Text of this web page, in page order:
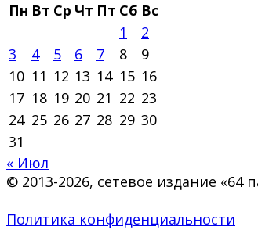
Пн Вт Ср Чт Пт Сб Вс
1
2
3
4 5 6 7 8
9
10 11 12 13 14 15 16
17 18 19 20 21 22 23
24 25 26 27 28 29 30
31
« Июл
© 2013-2026, сетевое издание
Политика конфиденциальности